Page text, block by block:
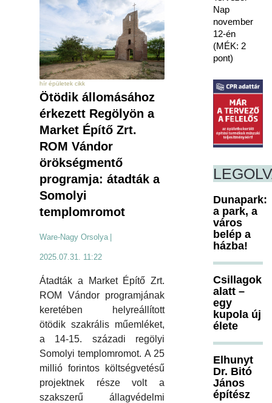
hír épületek cikk
Ötödik állomásához
érkezett Regölyön a
Market Építő Zrt.
ROM Vándor
örökségmentő
programja: átadták a
Somolyi
templomromot
Ware-Nagy Orsolya |
2025.07.31. 11:22
Átadták a Market Építő Zrt.
ROM Vándor programjának
keretében helyreállított
ötödik szakrális műemléket,
a 14-15. századi regölyi
Somolyi templomromot. A 25
millió forintos költségvetésű
projektnek része volt a
szakszerű állagvédelmi
Nap
november
12-én
(MÉK: 2
pont)
Dunapark:
a park, a
város
belép a
házba!
Csillagok
alatt –
egy
kupola új
élete
Elhunyt
Dr. Bitó
János
építész